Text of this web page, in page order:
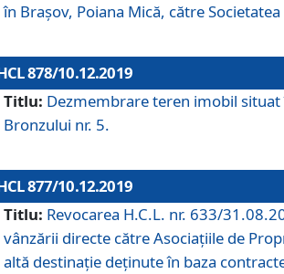
în Brașov, Poiana Mică, către Societatea
878/10.12.2019
Titlu: Dezmembrare teren imobil situat
Bronzului nr. 5.
877/10.12.2019
Titlu: Revocarea H.C.L. nr. 633/
vânzării directe către Asociațiile de
altă destinație deținute în baza